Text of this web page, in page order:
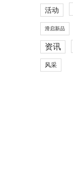
活动
滑启新品
资讯
风采